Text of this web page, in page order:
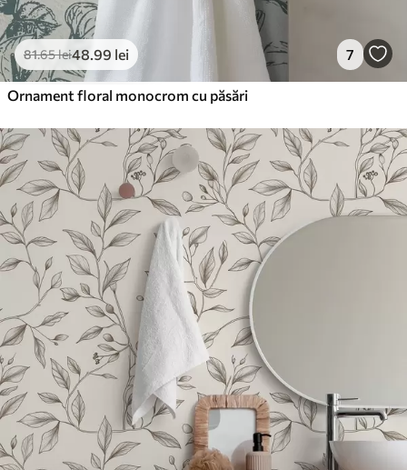
220 .02132.01
Vinil Premium
250.00150 .00
81.65lei48.99 lei 7
Ornament floral monocrom cu păsări